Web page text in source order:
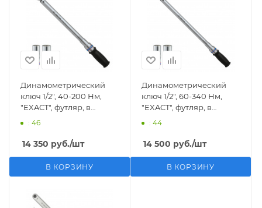
Динамометрический
ключ 1/2", 40-200 Нм,
"EXACT", футляр, в
комплекте 2 торцевые
P34462-1DG
: 46
14 350 руб./шт
В КОРЗИНУ
Динамометрический
ключ 1/2", 60-340 Нм,
"EXACT", футляр, в
комплекте 2 торцевые
P34462-2DG
: 44
14 500 руб./шт
В КОРЗИНУ